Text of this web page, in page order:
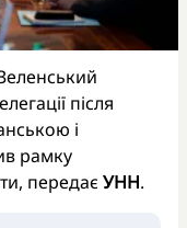
після
і
рамку
передає УНН.